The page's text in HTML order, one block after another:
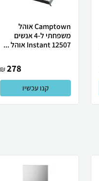
Camptown אוהל
משפחתי ל-4 אנשים
12507 Instant אוהל ...
278
₪
קנו עכשיו